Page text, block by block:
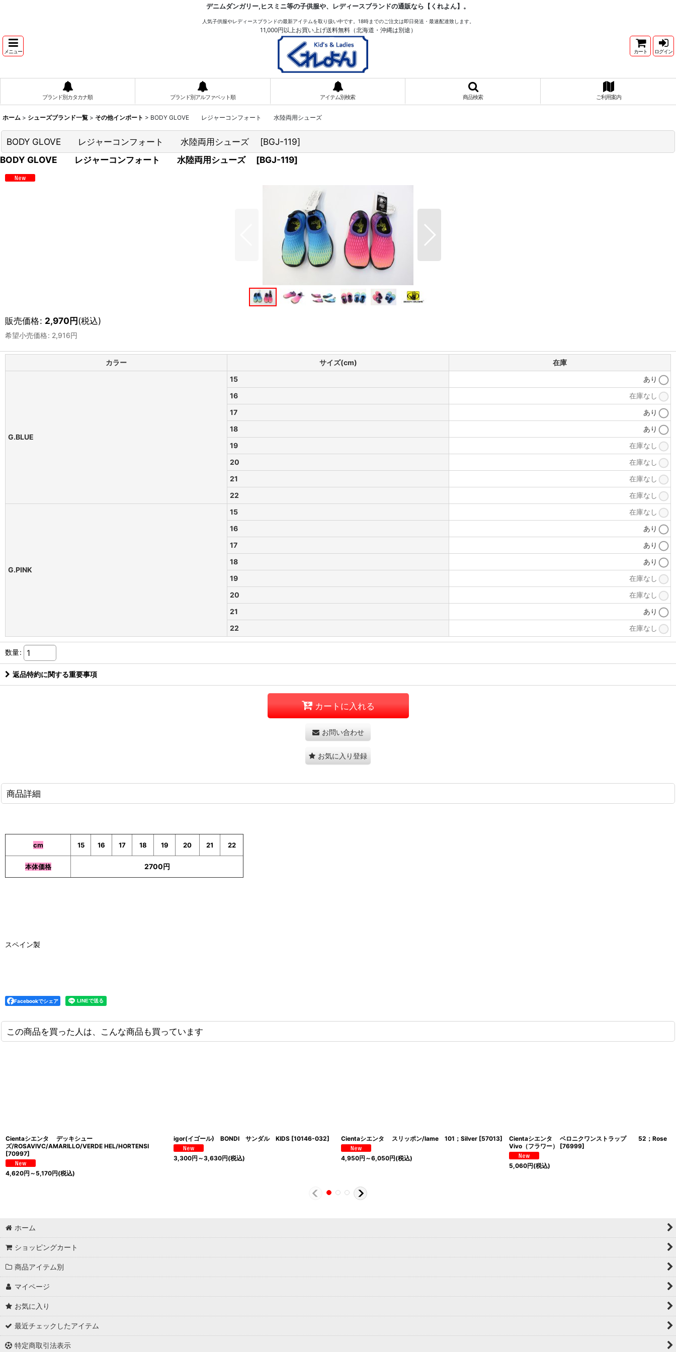
デニムダンガリー,ヒスミニ等の子供服や、レディースブランドの通販なら【くれよん】。
人気子供服やレディースブランドの最新アイテムを取り扱い中です。18時までのご注文は即日発送・最速配達致します。
11,000円以上お買い上げ送料無料（北海道・沖縄は別途）
メニュー カート ログイン
ブランド別カタカナ順 ブランド別アルファベット順 アイテム別検索 商品検索 ご利用案内
ホーム > シューズブランド一覧 > その他インポート > BODY GLOVE レジャーコンフォート 水陸両用シューズ
BODY GLOVE レジャーコンフォート 水陸両用シューズ [BGJ-119]
BODY GLOVE レジャーコンフォート 水陸両用シューズ
[BGJ-119]
販売価格: 2,970円(税込)
希望小売価格: 2,916円
カラー サイズ(cm) 在庫
G.BLUE
15
あり
16
在庫なし
17
あり
18
あり
19
在庫なし
20
在庫なし
21
在庫なし
22
在庫なし
G.PINK
15
在庫なし
16
あり
17
あり
18
あり
19
在庫なし
20
在庫なし
21
あり
22
在庫なし
数量:
返品特約に関する重要事項
カートに入れる
お問い合わせ
お気に入り登録
商品詳細
cm 15 16 17 18 19 20 21 22
本体価格 2700円
スペイン製
Facebookでシェア
この商品を買った人は、こんな商品も買っています
Cientaシエンタ デッキシュー
ズ/ROSAVIVC/AMARILLO/VERDE HEL/HORTENSI
[70997]
4,620円 ～5,170円(税込)
igor(イゴール) BONDI サンダル KIDS [10146-032]
3,300円 ～3,630円(税込)
Cientaシエンタ スリッポン/lame 101；Silver [57013]
4,950円 ～6,050円(税込)
Cientaシエンタ ベロニクワンストラップ 52；Rose
Vivo（フラワー）
[76999]
5,060円(税込)
ホーム
ショッピングカート
商品アイテム別
マイページ
お気に入り
最近チェックしたアイテム
特定商取引法表示